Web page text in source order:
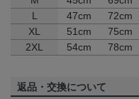
L
47cm 72cm
XL
51cm 75cm
2XL
54cm 78cm
返品・交換について